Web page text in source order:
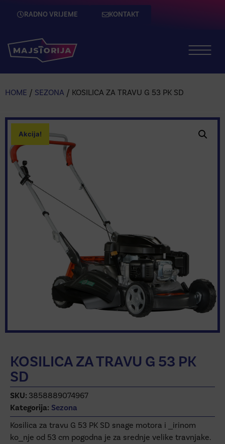
RADNO VRIJEME KONTAKT
HOME / SEZONA / KOSILICA ZA TRAVU G 53 PK SD
Akcija!
KOSILICA ZA TRAVU G 53 PK
SD
SKU: 3858889074967
Kategorija: Sezona
Kosilica za travu G 53 PK SD snage motora i _irinom
ko_nje od 53 cm pogodna je za srednje velike travnjake.